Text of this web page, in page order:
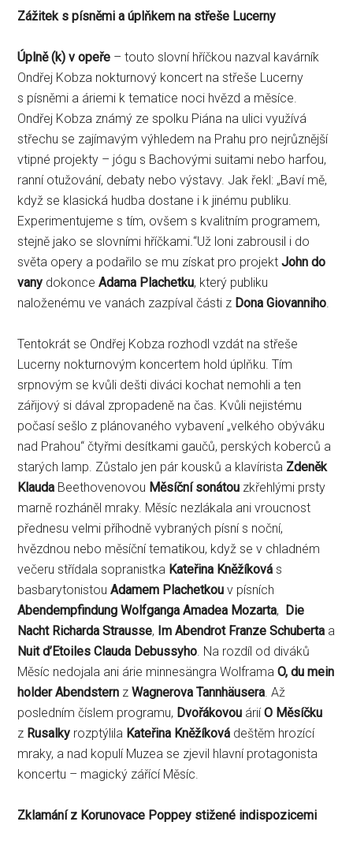
Zážitek s písněmi a úplňkem na střeše Lucerny
Úplně (k) v opeře – touto slovní hříčkou nazval kavárník
Ondřej Kobza nokturnový koncert na střeše Lucerny
s písněmi a áriemi k tematice noci hvězd a měsíce.
Ondřej Kobza známý ze spolku Piána na ulici využívá
střechu se zajímavým výhledem na Prahu pro nejrůznější
vtipné projekty – jógu s Bachovými suitami nebo harfou,
ranní otužování, debaty nebo výstavy. Jak řekl: „Baví mě,
když se klasická hudba dostane i k jinému publiku.
Experimentujeme s tím, ovšem s kvalitním programem,
stejně jako se slovními hříčkami.“Už loni zabrousil i do
světa opery a podařilo se mu získat pro projektJohn do
vany dokonceAdama Plachetku, který publiku
naloženému ve vanách zazpíval části z Dona Giovanniho.
Tentokrát se Ondřej Kobza rozhodl vzdát na střeše
Lucerny nokturnovým koncertem hold úplňku. Tím
srpnovým se kvůli dešti diváci kochat nemohli a ten
zářijový si dával zpropadeně na čas. Kvůli nejistému
počasí sešlo z plánovaného vybavení „velkého obýváku
nad Prahou“ čtyřmi desítkami gaučů, perských koberců a
starých lamp. Zůstalo jen pár kousků a klavírista Zdeněk
Klauda Beethovenovou Měsíční sonátou zkřehlými prsty
marně rozháněl mraky. Měsíc nezlákala ani vroucnost
přednesu velmi příhodně vybraných písní s noční,
hvězdnou nebo měsíční tematikou, když se v chladném
večeru střídala sopranistka Kateřina Kněžíková s
basbarytonistouAdamem Plachetkou v písních
Abendempfindung Wolfganga Amadea Mozarta, Die
Nacht Richarda Strausse, Im Abendrot Franze Schuberta a
Nuit d’Etoiles Clauda Debussyho. Na rozdíl od diváků
Měsíc nedojala ani árie minnesängra WolframaO, du mein
holder Abendstern zWagnerova Tannhäusera. Až
posledním číslem programu, Dvořákovou áriíO Měsíčku
z Rusalky rozptýlila Kateřina Kněžíková deštěm hrozící
mraky, a nad kopulí Muzea se zjevil hlavní protagonista
koncertu – magický zářící Měsíc.
Zklamání z Korunovace Poppey stižené indispozicemi